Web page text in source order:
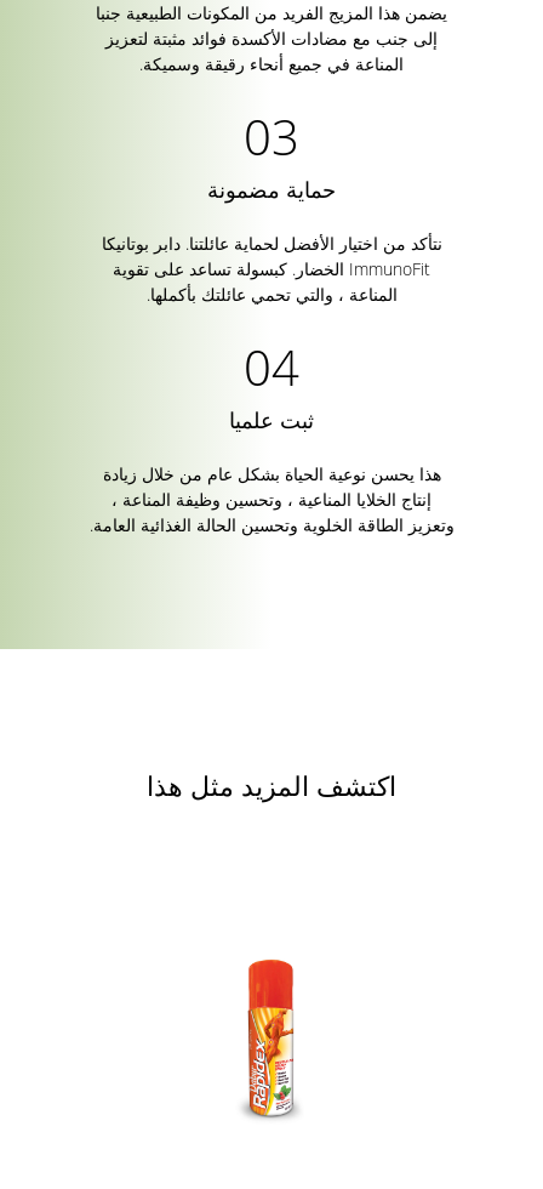
يضمن هذا المزيج الفريد من المكونات الطبيعية جنبا
إلى جنب مع مضادات الأكسدة فوائد مثبتة لتعزيز
المناعة في جميع أنحاء رقيقة وسميكة.
حماية مضمونة
نتأكد من اختيار الأفضل لحماية عائلتنا. دابر بوتانيكا
ImmunoFit الخضار. كبسولة تساعد على تقوية
المناعة ، والتي تحمي عائلتك بأكملها.
ثبت علميا
هذا يحسن نوعية الحياة بشكل عام من خلال زيادة
إنتاج الخلايا المناعية ، وتحسين وظيفة المناعة ،
وتعزيز الطاقة الخلوية وتحسين الحالة الغذائية العامة.
اكتشف المزيد مثل هذا